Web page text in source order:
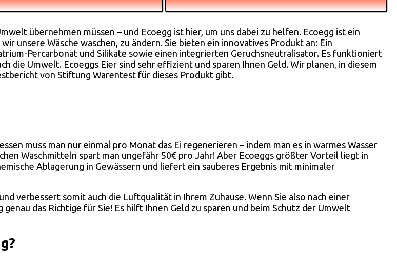
übernehmen müssen – und Ecoegg ist hier, um uns dabei zu helfen. Ecoegg ist ein
unsere Wäsche waschen, zu ändern. Sie bieten ein innovatives Produkt an: Ein
Percarbonat und Silikate sowie einen integrierten Geruchsneutralisator. Es funktioniert
die Umwelt. Ecoeggs Eier sind sehr effizient und sparen Ihnen Geld. Wir planen, in diesem
von Stiftung Warentest für dieses Produkt gibt.
muss man nur einmal pro Monat das Ei regenerieren – indem man es in warmes Wasser
Waschmitteln spart man ungefähr 50€ pro Jahr! Aber Ecoeggs größter Vorteil liegt in
Ablagerung in Gewässern und liefert ein sauberes Ergebnis mit minimaler
verbessert somit auch die Luftqualität in Ihrem Zuhause. Wenn Sie also nach einer
das Richtige für Sie! Es hilft Ihnen Geld zu sparen und beim Schutz der Umwelt